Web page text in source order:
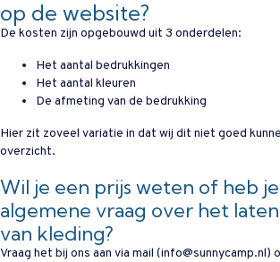
op de website?
De kosten zijn opgebouwd uit 3 onderdelen:
Het aantal bedrukkingen
Het aantal kleuren
De afmeting van de bedrukking
Hier zit zoveel variatie in dat wij dit niet goed
overzicht.
Wil je een prijs weten of heb
algemene vraag over het
van kleding?
Vraag het bij ons aan via mail (info@sunnycamp.nl)